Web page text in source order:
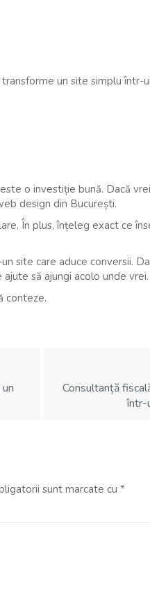
un site simplu într-
o investiție bună. Dacă
design din București.
În plus, înțeleg exact ce
site care aduce conversii.
să ajungi acolo unde vrei.
conteze.
Consultanță
într-
sunt marcate cu *